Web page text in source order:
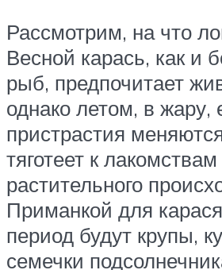
Рассмотрим, на что
Весной карась, как и
рыб, предпочитает
однако летом, в жару,
пристрастия
тяготеет к лакомствам
растительного
Приманкой для
период будут крупы,
семечки